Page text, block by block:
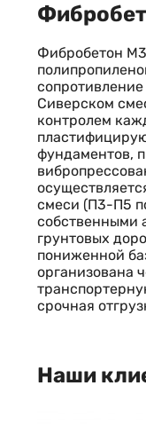
Фибробетон
Сиверском
контролем
фундаментов,
смеси (П3-П5
собственными
грунтовых
пониженной
организована
срочная
Наши